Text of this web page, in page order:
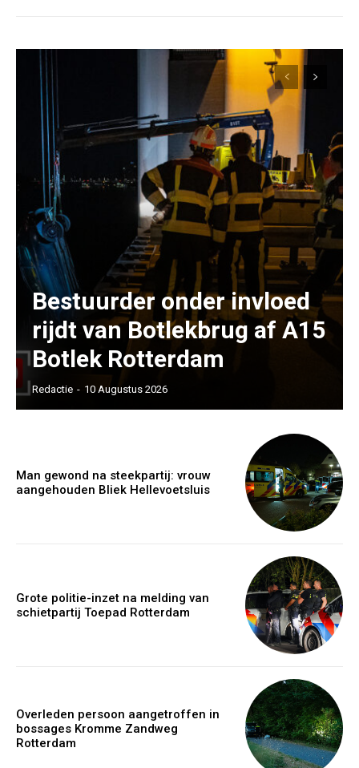
Bestuurder onder invloed
rijdt van Botlekbrug af A15
Botlek Rotterdam
Redactie - 10 Augustus 2026
Man gewond na steekpartij: vrouw
aangehouden Bliek Hellevoetsluis
Grote politie-inzet na melding van
schietpartij Toepad Rotterdam
Overleden persoon aangetroffen in
bossages Kromme Zandweg
Rotterdam